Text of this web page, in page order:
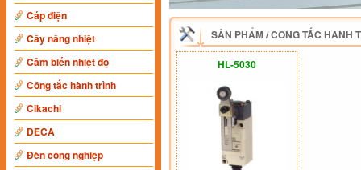
Cáp điện
Cây nâng nhiệt
Cảm biến nhiệt độ
Công tắc hành trình
Cikachi
DECA
Đèn công nghiệp
SẢN PHẨM/CÔNG TẮC HÀNH
HL-5030